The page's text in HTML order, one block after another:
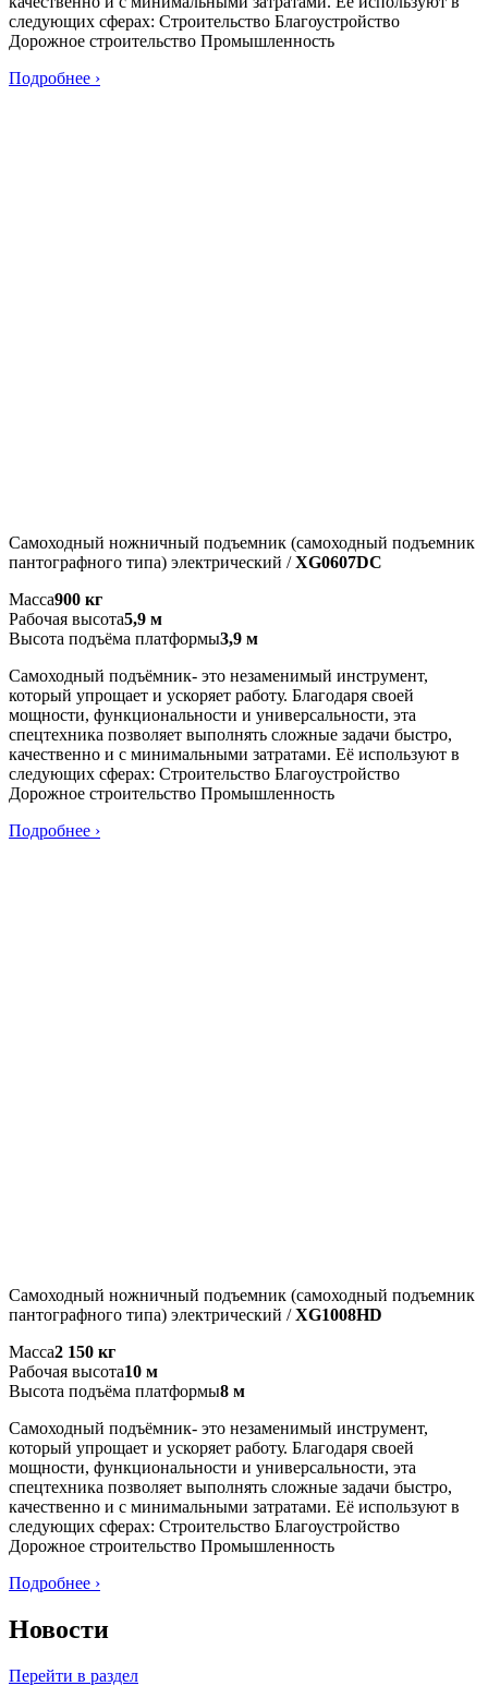
следующих сферах: Строительство Благоустройство
Дорожное строительство Промышленность
Подробнее ›
Самоходный ножничный подъемник (самоходный подъемник
пантографного типа) электрический /XG0607DC
Масса900 кг
Рабочая высота5,9 м
Высота подъёма платформы3,9 м
Самоходный подъёмник- это незаменимый инструмент,
который упрощает и ускоряет работу. Благодаря своей
мощности, функциональности и универсальности, эта
спецтехника позволяет выполнять сложные задачи быстро,
качественно и с минимальными затратами. Её используют в
следующих сферах: Строительство Благоустройство
Дорожное строительство Промышленность
Подробнее ›
Самоходный ножничный подъемник (самоходный подъемник
пантографного типа) электрический /XG1008HD
Масса2 150 кг
Рабочая высота10 м
Высота подъёма платформы8 м
Самоходный подъёмник- это незаменимый инструмент,
который упрощает и ускоряет работу. Благодаря своей
мощности, функциональности и универсальности, эта
спецтехника позволяет выполнять сложные задачи быстро,
качественно и с минимальными затратами. Её используют в
следующих сферах: Строительство Благоустройство
Дорожное строительство Промышленность
Подробнее ›
Новости
Перейти в раздел